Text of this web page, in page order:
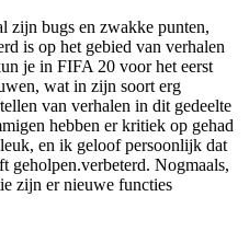
zijn bugs en zwakke punten,
is op het gebied van verhalen
je in FIFA 20 voor het eerst
wat in zijn soort erg
van verhalen in dit gedeelte
hebben er kritiek op gehad
en ik geloof persoonlijk dat
geholpen.verbeterd. Nogmaals,
zijn er nieuwe functies